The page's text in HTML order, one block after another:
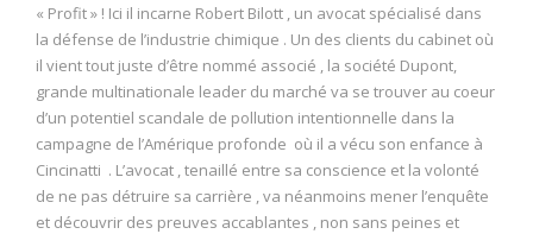
« Profit » ! Ici il incarne Robert Bilott , un avocat spécialisé dans
la défense de l’industrie chimique . Un des clients du cabinet où
il vient tout juste d’être nommé associé , la société Dupont,
grande multinationale leader du marché va se trouver au coeur
d’un potentiel scandale de pollution intentionnelle dans la
campagne de l’Amérique profonde où il a vécu son enfance à
Cincinatti . L’avocat , tenaillé entre sa conscience et la volonté
de ne pas détruire sa carrière , va néanmoins mener l’enquête
et découvrir des preuves accablantes , non sans peines et